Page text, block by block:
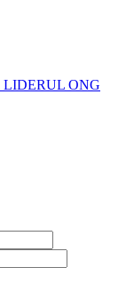
LIDERUL ONG